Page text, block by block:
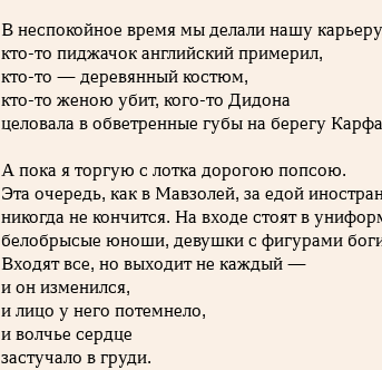
В неспокойное время мы делали нашу
кто-то пиджачок английский примерил,
кто-то — деревянный костюм,
кто-то женою убит, кого-то Дидона
целовала в обветренные губы на берегу
А пока я торгую с лотка дорогою попсою.
Эта очередь, как в Мавзолей, за едой
никогда не кончится. На входе стоят в
белобрысые юноши, девушки с фигурами
Входят все, но выходит не каждый —
и он изменился,
и лицо у него потемнело,
и волчье сердце
застучало в груди.